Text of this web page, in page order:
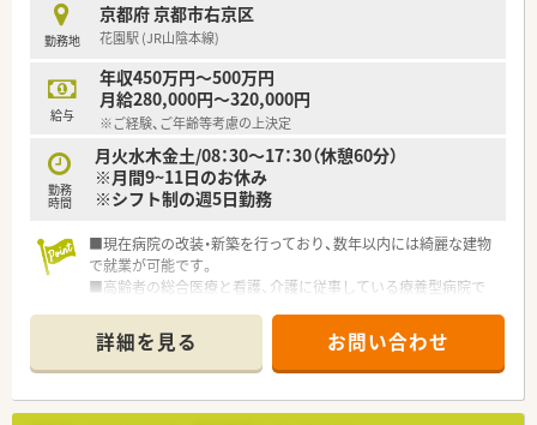
勤務地
京都府 京都市右京区
花園駅 (JR山陰本線)
給与
年収450万円～500万円
月給280,000円～320,000円
※ご経験、ご年齢等考慮の上決定
勤務
時間
月火水木金土/08：30～17：30（休憩60分）
※月間9~11日のお休み
※シフト制の週5日勤務
■現在病院の改装・新築を行っており、数年以内には綺麗な建物
で就業が可能です。
■高齢者の総合医療と看護、介護に従事している療養型病院で
■賞与は嬉しい年3回支給です◎
■24時間託児所完備！1日単位での利用も可能♪ママさん・パパ
さん薬剤師も安心してご活躍頂ける環境です。
■有休取得率はほぼ100％！お休みもしっかりと取得が可能で
す。
詳細を見る お問い合わせ